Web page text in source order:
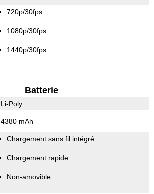
720p/30fps
1080p/30fps
1440p/30fps
Batterie
Li-Poly
4380 mAh
Chargement sans fil intégré
Chargement rapide
Non-amovible